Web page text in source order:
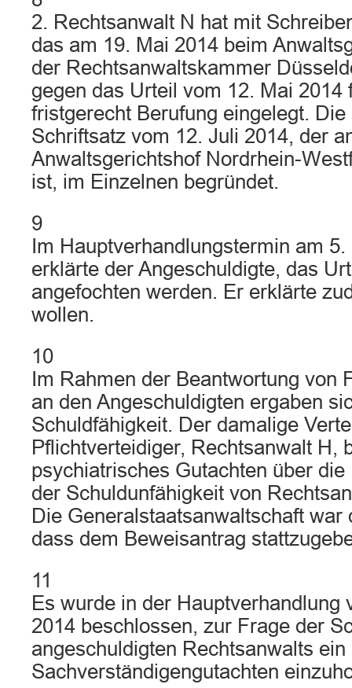
2. Rechtsanwalt N hat mit
das am 19. Mai 2014 beim
der Rechtsanwaltskammer
gegen das Urteil vom 12. Mai 2014
fristgerecht Berufung eingelegt.
Schriftsatz vom 12. Juli 2014, der
Anwaltsgerichtshof Nordrhein-
ist, im Einzelnen begründet.
9
Im Hauptverhandlungstermin am
erklärte der Angeschuldigte, das
angefochten werden. Er erklärte
wollen.
10
Im Rahmen der Beantwortung von
an den Angeschuldigten ergaben
Schuldfähigkeit. Der damalige
Pflichtverteidiger, Rechtsanwalt H,
psychiatrisches Gutachten über
der Schuldunfähigkeit von
Die Generalstaatsanwaltschaft war
dass dem Beweisantrag
11
Es wurde in der Hauptverhandlung
2014 beschlossen, zur Frage der
angeschuldigten Rechtsanwalts
Sachverständigengutachten